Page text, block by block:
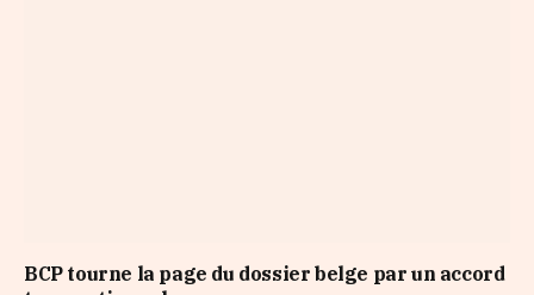
BCP tourne la page du dossier belge par un accord